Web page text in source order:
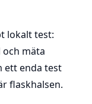
lokalt test:
mäta
ett enda test
flaskhalsen.